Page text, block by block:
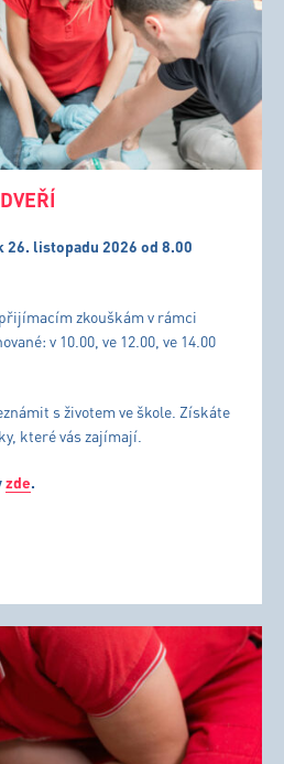
26. listopadu 2026 od 8.00
zkouškám v rámci
v 10.00, ve 12.00, ve 14.00
s životem ve škole. Získáte
které vás zajímají.
zde.